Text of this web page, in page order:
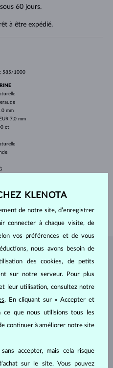
60 jours.
à être expédié.
585/1000
mm
7.0 mm
ct
KLENOTA
KLENOTA
de notre site, d’enregistrer
connecter à chaque visite, de
vos préférences et de vous
nous avons besoin de
des cookies, de petits
sur notre serveur. Pour plus
leur utilisation, consultez notre
. En cliquant sur « Accepter et
ce que nous utilisions tous les
continuer à améliorer notre site
accepter, mais cela risque
sur le site. Vous pouvez